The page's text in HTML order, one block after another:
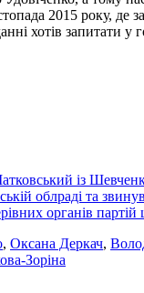
2015 року, де
хотів запитати
із
облраді та
органів партій
, Оксана Деркач,
Зоріна